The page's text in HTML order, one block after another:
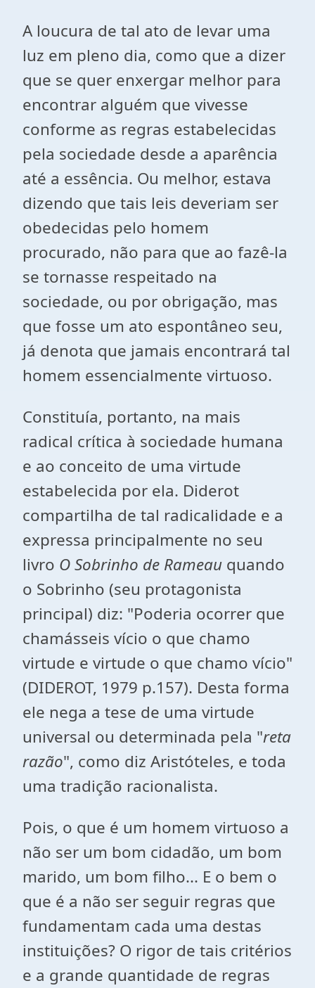
A loucura de tal ato de levar uma
luz em pleno dia, como que a dizer
que se quer enxergar melhor para
encontrar alguém que vivesse
conforme as regras estabelecidas
pela sociedade desde a aparência
até a essência. Ou melhor, estava
dizendo que tais leis deveriam ser
obedecidas pelo homem
procurado, não para que ao fazê-la
se tornasse respeitado na
sociedade, ou por obrigação, mas
que fosse um ato espontâneo seu,
já denota que jamais encontrará tal
homem essencialmente virtuoso.
Constituía, portanto, na mais
radical crítica à sociedade humana
e ao conceito de uma virtude
estabelecida por ela. Diderot
compartilha de tal radicalidade e a
expressa principalmente no seu
livro O Sobrinho de Rameau quando
o Sobrinho (seu protagonista
principal) diz: "Poderia ocorrer que
chamásseis vício o que chamo
virtude e virtude o que chamo vício"
(DIDEROT, 1979 p.157). Desta forma
ele nega a tese de uma virtude
universal ou determinada pela "reta
razão", como diz Aristóteles, e toda
uma tradição racionalista.
Pois, o que é um homem virtuoso a
não ser um bom cidadão, um bom
marido, um bom filho... E o bem o
que é a não ser seguir regras que
fundamentam cada uma destas
instituições? O rigor de tais critérios
e a grande quantidade de regras